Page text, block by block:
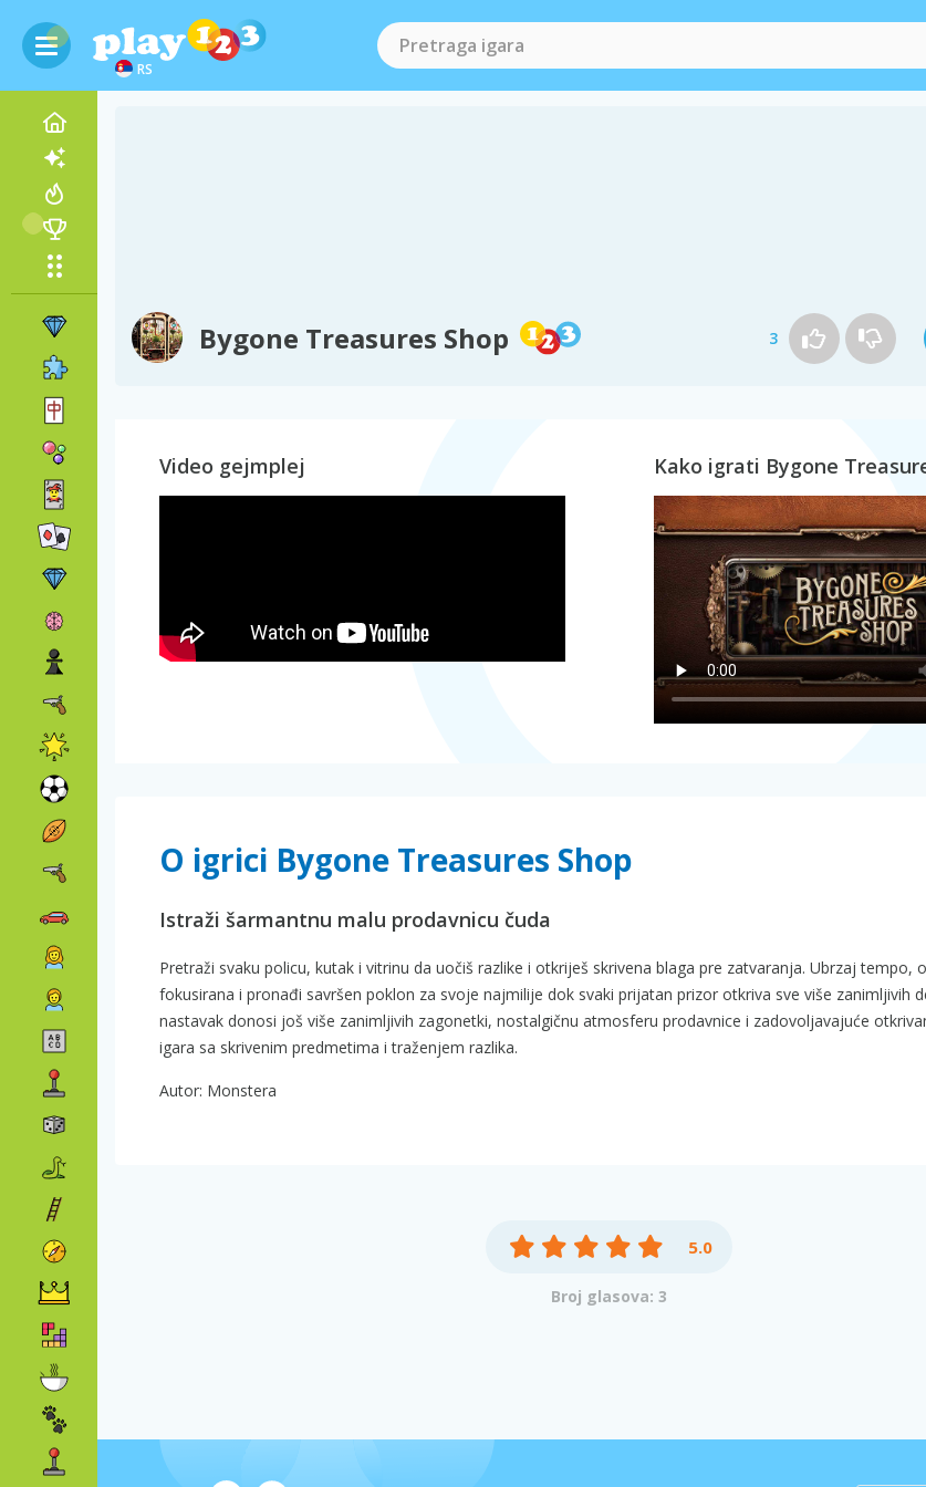
RS
Bygone Treasures Shop 3
Video gejmplej Kako igrati Bygone
O igrici Bygone Treasures Shop
Istraži šarmantnu malu prodavnicu čuda
Pretraži svaku policu, kutak i vitrinu da uočiš razlike i otkriješ skrivena blaga pre zatvaranja. Ubrzaj tempo,
fokusirana i pronađi savršen poklon za svoje najmilije dok svaki prijatan prizor otkriva sve više zanimljivih
nastavak donosi još više zanimljivih zagonetki, nostalgičnu atmosferu prodavnice i zadovoljavajuće
igara sa skrivenim predmetima i traženjem razlika.
Autor: Monstera
5.0
Broj glasova: 3